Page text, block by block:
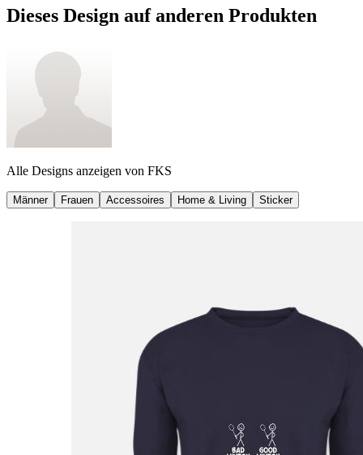
Dieses Design auf anderen Produkten
Alle Designs anzeigen von FKS
Männer Frauen Accessoires Home & Living Sticker